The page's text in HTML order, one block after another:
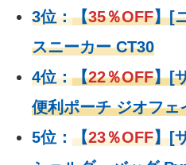
3位：【35％OFF】[
スニーカー CT30
4位：【22％OFF】[
便利ポーチ ジオフェ
5位： 【23％OFF】[